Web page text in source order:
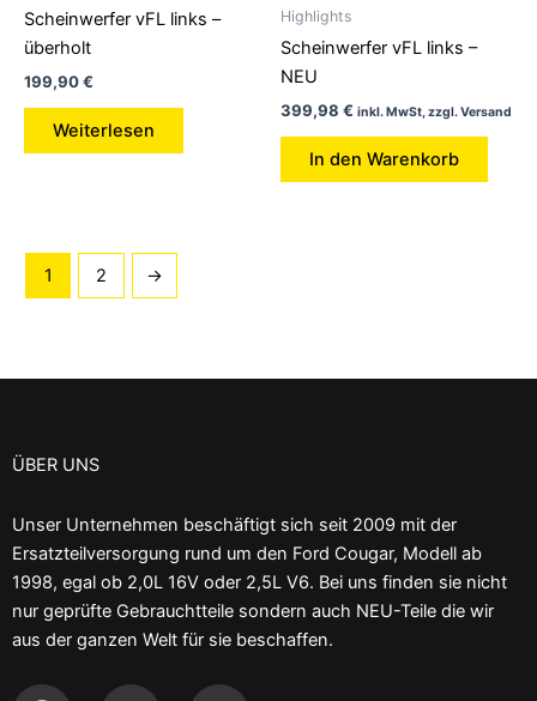
Scheinwerfer vFL links –
überholt
199,90€
Weiterlesen
Highlights
Scheinwerfer vFL links –
NEU
399,98 € inkl. MwSt, zzgl. Versand
In den Warenkorb
1 2 →
ÜBER UNS
Unser Unternehmen beschäftigt sich seit 2009 mit der
Ersatzteilversorgung rund um den Ford Cougar, Modell ab
1998, egal ob 2,0L 16V oder 2,5L V6. Bei uns finden sie nicht
nur geprüfte Gebrauchtteile sondern auch NEU-Teile die wir
aus der ganzen Welt für sie beschaffen.